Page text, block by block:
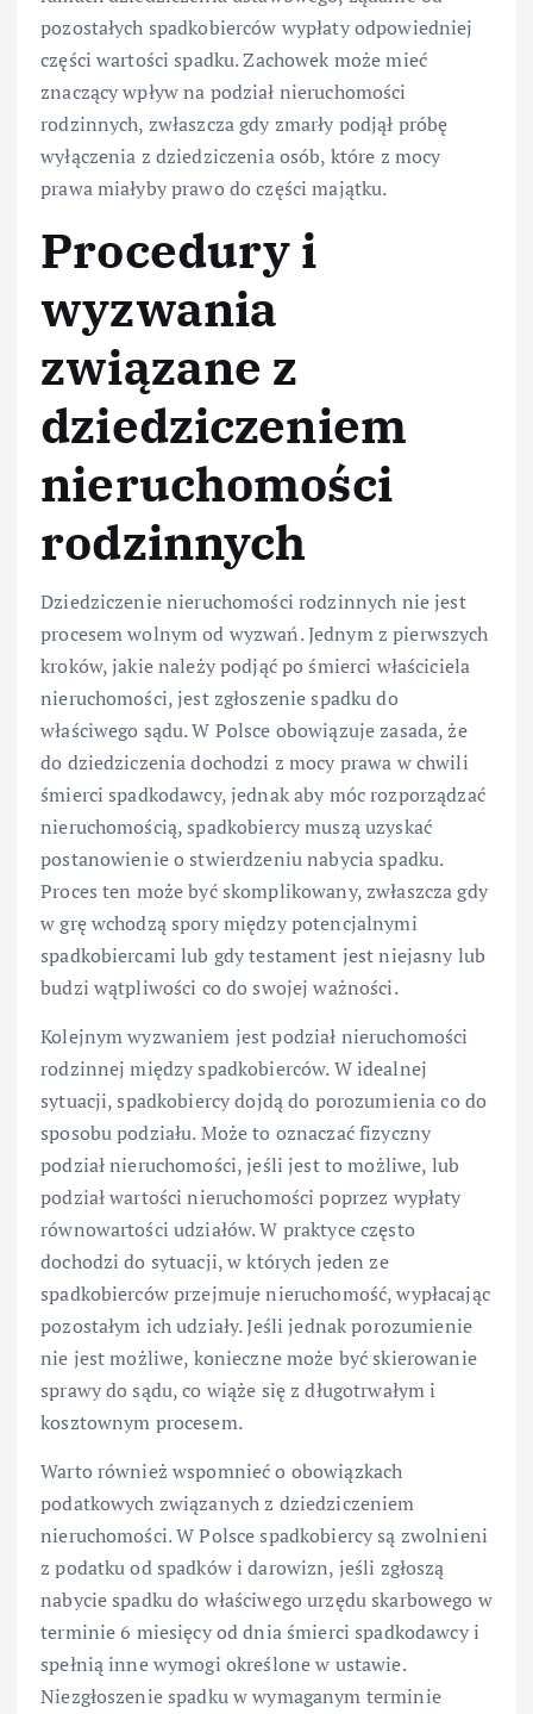
pozostałych spadkobierców wypłaty odpowiedniej
części wartości spadku. Zachowek może mieć
znaczący wpływ na podział nieruchomości
rodzinnych, zwłaszcza gdy zmarły podjął próbę
wyłączenia z dziedziczenia osób, które z mocy
prawa miałyby prawo do części majątku.
Procedury i
wyzwania
związane z
dziedziczeniem
nieruchomości
rodzinnych
Dziedziczenie nieruchomości rodzinnych nie jest
procesem wolnym od wyzwań. Jednym z pierwszych
kroków, jakie należy podjąć po śmierci właściciela
nieruchomości, jest zgłoszenie spadku do
właściwego sądu. W Polsce obowiązuje zasada, że
do dziedziczenia dochodzi z mocy prawa w chwili
śmierci spadkodawcy, jednak aby móc rozporządzać
nieruchomością, spadkobiercy muszą uzyskać
postanowienie o stwierdzeniu nabycia spadku.
Proces ten może być skomplikowany, zwłaszcza gdy
w grę wchodzą spory między potencjalnymi
spadkobiercami lub gdy testament jest niejasny lub
budzi wątpliwości co do swojej ważności.
Kolejnym wyzwaniem jest podział nieruchomości
rodzinnej między spadkobierców. W idealnej
sytuacji, spadkobiercy dojdą do porozumienia co do
sposobu podziału. Może to oznaczać fizyczny
podział nieruchomości, jeśli jest to możliwe, lub
podział wartości nieruchomości poprzez wypłaty
równowartości udziałów. W praktyce często
dochodzi do sytuacji, w których jeden ze
spadkobierców przejmuje nieruchomość, wypłacając
pozostałym ich udziały. Jeśli jednak porozumienie
nie jest możliwe, konieczne może być skierowanie
sprawy do sądu, co wiąże się z długotrwałym i
kosztownym procesem.
Warto również wspomnieć o obowiązkach
podatkowych związanych z dziedziczeniem
nieruchomości. W Polsce spadkobiercy są zwolnieni
z podatku od spadków i darowizn, jeśli zgłoszą
nabycie spadku do właściwego urzędu skarbowego w
terminie 6 miesięcy od dnia śmierci spadkodawcy i
spełnią inne wymogi określone w ustawie.
Niezgłoszenie spadku w wymaganym terminie